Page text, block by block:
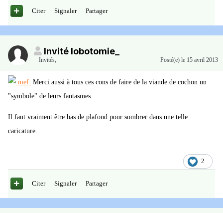
Citer Signaler Partager
Invité lobotomie_
Invités Posté(e) le 15 avril 2013
Merci aussi à tous ces cons de faire de la viande de cochon un
"symbole" de leurs fantasmes.
Il faut vraiment être bas de plafond pour sombrer dans une telle
caricature.
2
Citer Signaler Partager